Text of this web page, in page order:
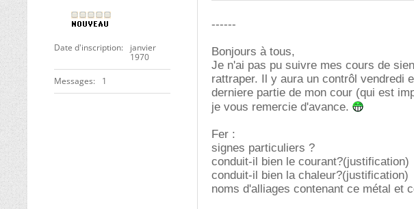
Date d'inscription
janvier
1970
Messages 1
------
Bonjours à tous,
Je n'ai pas pu suivre mes cours de
rattraper. Il y aura un contrôl vendredi
derniere partie de mon cour (qui est
je vous remercie d'avance.
Fer :
signes particuliers ?
conduit-il bien le courant?(justification)
conduit-il bien la chaleur?(justification)
noms d'alliages contenant ce métal et